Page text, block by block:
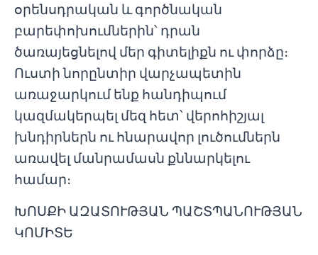
օրենսդրական և գործնական
բարեփոխումներին՝ դրան
ծառայեցնելով մեր գիտելիքն ու փորձը։
Ուստի նորընտիր վարչապետին
առաջարկում ենք հանդիպում
կազմակերպել մեզ հետ՝ վերոհիշյալ
խնդիրներն ու հնարավոր լուծումներն
առավել մանրամասն քննարկելու
համար։
ԽՈՍՔԻ ԱԶԱՏՈՒԹՅԱՆ ՊԱՇՏՊԱՆՈՒԹՅԱՆ
ԿՈՄԻՏԵ